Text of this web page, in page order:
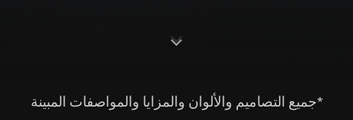
S
c
o
l
l
o
w
*جميع التصاميم والألوان والمزايا والمواصفات المبينة